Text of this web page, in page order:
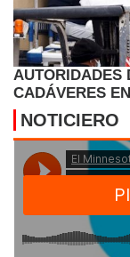
AUTORIDADES
CADÁVERES
FUNERARIA
NOTICIERO